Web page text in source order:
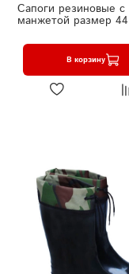
Сапоги резиновые с
манжетой размер 44
В корзину